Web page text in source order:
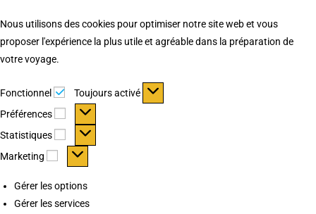
Nous utilisons des cookies pour optimiser notre site web et vous
proposer l'expérience la plus utile et agréable dans la préparation de
votre voyage.
Fonctionnel Fonctionnel
Toujours activé
Préférences
Préférences
Statistiques Statistiques
Marketing Marketing
Gérer les options
Gérer les services